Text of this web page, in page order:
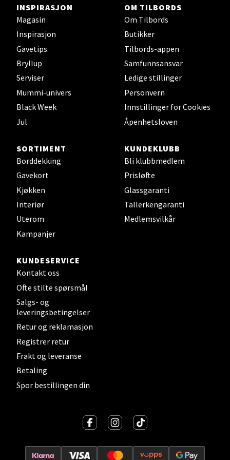
INSPIRASJON
Magasin
Inspirasjon
Gavetips
Bryllup
Serviser
Mummi-univers
Black Week
Jul
OM TILBORDS
Om Tilbords
Butikker
Tilbords-appen
Samfunnsansvar
Ledige stillinger
Personvern
Innstillinger for Cookies
Åpenhetsloven
SORTIMENT
Borddekking
Gavekort
Kjøkken
Interiør
Uterom
Kampanjer
KUNDEKLUBB
Bli klubbmedlem
Prisløfte
Glassgaranti
Tallerkengaranti
Medlemsvilkår
KUNDESERVICE
Kontakt oss
Ofte stilte spørsmål
Salgs- og
leveringsbetingelser
Retur og reklamasjon
Registrer retur
Frakt og leveranse
Betaling
Spor bestillingen din
Kanebogen
Skillevegen 5, 9411 Harstad
Velg
Austbøvegen 16, 5542 Karmsund
Åpningstider ikke tilgjengelig
Velg
Stavanger og Sandnes - Kilden
Senter
Åpent i dag 10-20
Gamle Stokkavei 1, 4313 Sandnes
Åpent i dag 10-21